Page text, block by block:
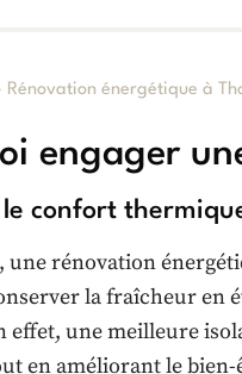
Rénovation énergétique à
engager
confort
une rénovation
la fraîcheur en
effet, une meilleure
en améliorant le